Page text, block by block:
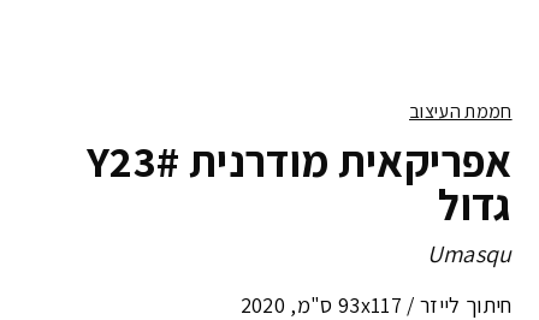
חממת העיצוב
אפריקאית מודרנית #Y23
גדול
Umasqu
חיתוך לייזר / 93x117 ס"מ ,